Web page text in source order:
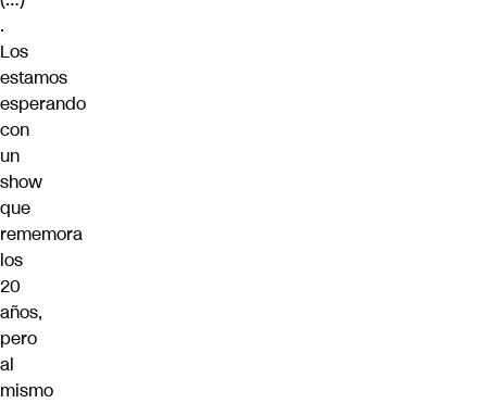
.
Los
estamos
esperando
con
un
show
que
rememora
los
20
años,
pero
al
mismo